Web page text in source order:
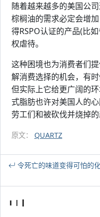
随着越来越多的美国公
棕榈油的需求必定会增
得RSPO认证的产品(比
权虐待。
这种困境也为消费者们
解消费选择的机会，有
但实际上它给更广阔的
式脂肪也许对美国人的
劳工们和被砍伐并烧掉的
原文： QUARTZ
令死亡的味道变得可怕的